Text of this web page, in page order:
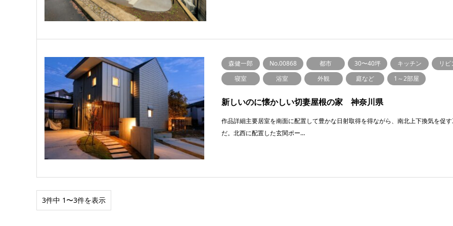
森健一郎 No.00868 都市 30〜40坪 キッチン
リ
寝室
浴室 外観 庭など 1～2部屋
新しいのに懐かしい切妻屋根の家 神奈川県
作品詳細主要居室を南面に配置して豊かな日射取得を得ながら、南北上下換気を促
だ。北西に配置した玄関ポー…
3件中 1〜3件を表示